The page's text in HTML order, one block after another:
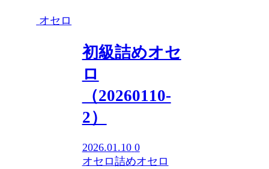
オセロ
初級詰めオセ
ロ
（20260110-
2）
2026.01.10 0
オセロ詰めオセロ